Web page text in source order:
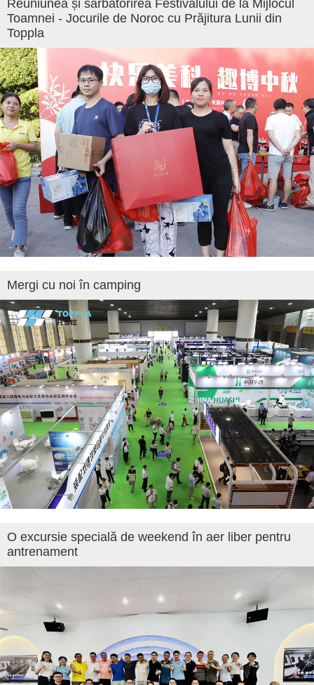
Reuniunea și sărbătorirea Festivalului de la Mijlocul
Toamnei - Jocurile de Noroc cu Prăjitura Lunii din
Toppla
Mergi cu noi în camping
O excursie specială de weekend în aer liber pentru
antrenament